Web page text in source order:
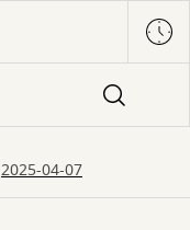
2025-04-07